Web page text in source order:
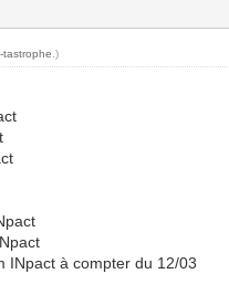
tastrophe .)
INpact à compter du 12/03